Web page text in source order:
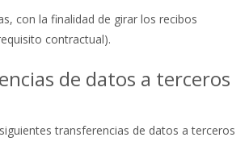
con la finalidad de girar los recibos
contractual).
de datos a terceros
transferencias de datos a terceros